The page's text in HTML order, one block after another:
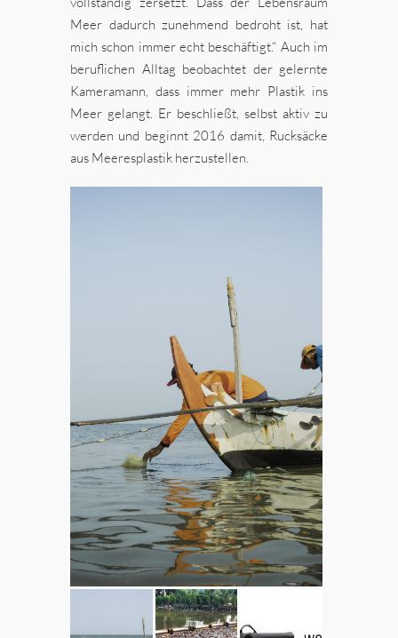
Meer dadurch zunehmend bedroht ist, hat
mich schon immer echt beschäftigt.“ Auch im
beruflichen Alltag beobachtet der gelernte
Kameramann, dass immer mehr Plastik ins
Meer gelangt. Er beschließt, selbst aktiv zu
werden und beginnt 2016 damit, Rucksäcke
aus Meeresplastik herzustellen.